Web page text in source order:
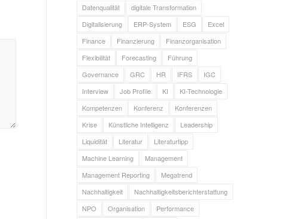
Datenqualität
digitale Transformation
Digitalisierung
ERP-System ESG
Excel
Finance
Finanzierung
Finanzorganisation
Flexibilität
Forecasting
Führung
Governance
GRC HR IFRS
IGC
Interview
Job Profile KI
KI-Technologie
Kompetenzen
Konferenz
Konferenzen
Krise
Künstliche Intelligenz
Leadership
Liquidität
Literatur
Literaturtipp
Machine Learning
Management
Management Reporting
Megatrend
Nachhaltigkeit
Nachhaltigkeitsberichterstattung
NPO
Organisation
Performance